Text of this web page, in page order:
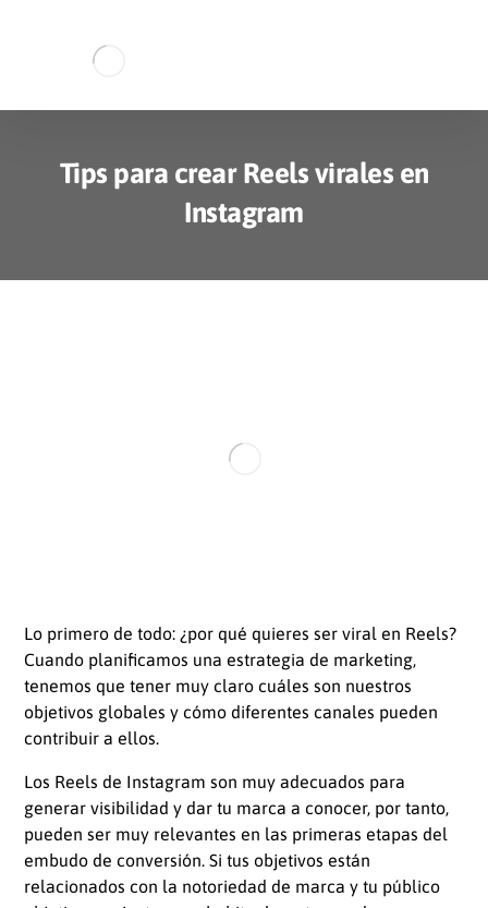
Tips para crear Reels virales en
Instagram
Lo primero de todo: ¿por qué quieres ser viral en Reels?
Cuando planificamos una estrategia de marketing,
tenemos que tener muy claro cuáles son nuestros
objetivos globales y cómo diferentes canales pueden
contribuir a ellos.
Los Reels de Instagram son muy adecuados para
generar visibilidad y dar tu marca a conocer, por tanto,
pueden ser muy relevantes en las primeras etapas del
embudo de conversión. Si tus objetivos están
relacionados con la notoriedad de marca y tu público